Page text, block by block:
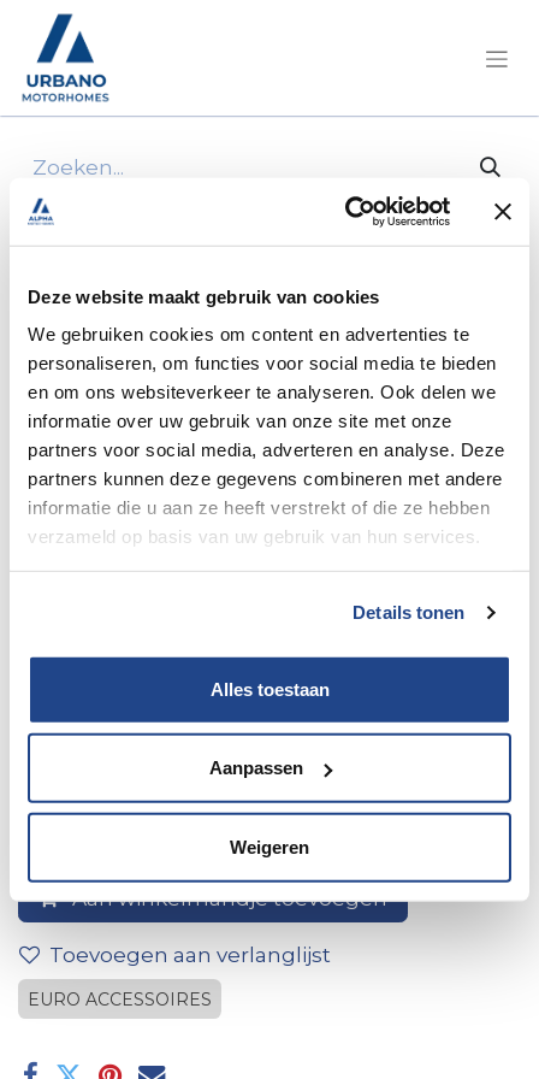
Deze website maakt gebruik van cookies
We gebruiken cookies om content en advertenties te
personaliseren, om functies voor social media te bieden
en om ons websiteverkeer te analyseren. Ook delen we
informatie over uw gebruik van onze site met onze
partners voor social media, adverteren en analyse. Deze
partners kunnen deze gegevens combineren met andere
informatie die u aan ze heeft verstrekt of die ze hebben
verzameld op basis van uw gebruik van hun services.
Details tonen
Alles toestaan
Aanpassen
Weigeren
Alle producten 1douchette seule
1douchette seule
Aan winkelmandje toevoegen
Toevoegen aan verlanglijst
EURO ACCESSOIRES